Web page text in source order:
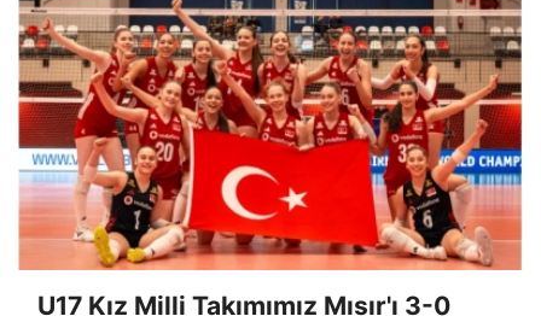
U17 Kız Milli Takımımız Mısır'ı 3-0